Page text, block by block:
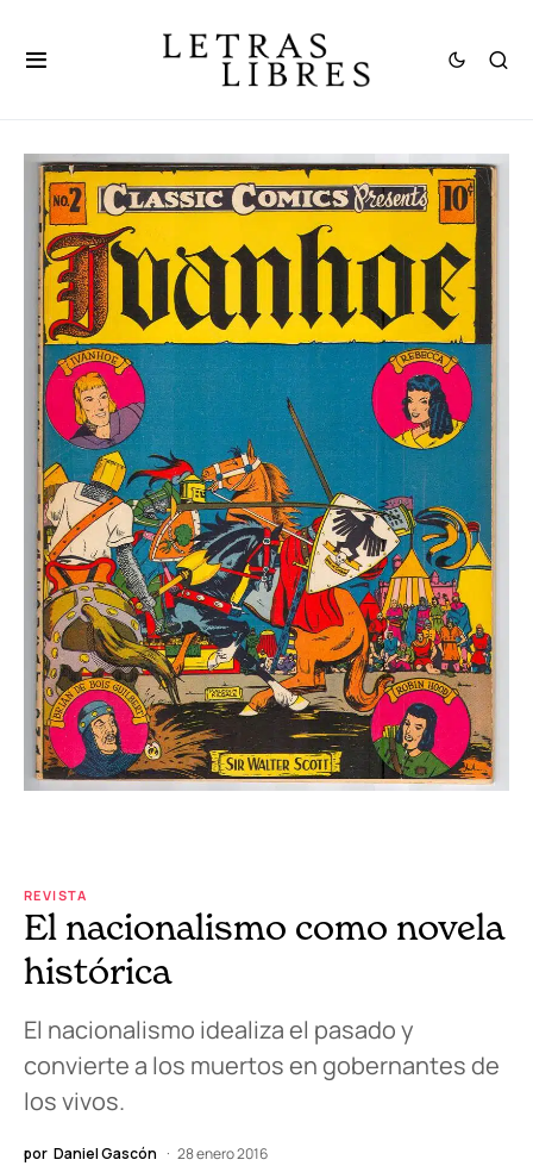
REVISTA
El nacionalismo como novela
histórica
El nacionalismo idealiza el pasado y
convierte a los muertos en gobernantes de
los vivos.
por Daniel Gascón 28 enero 2016